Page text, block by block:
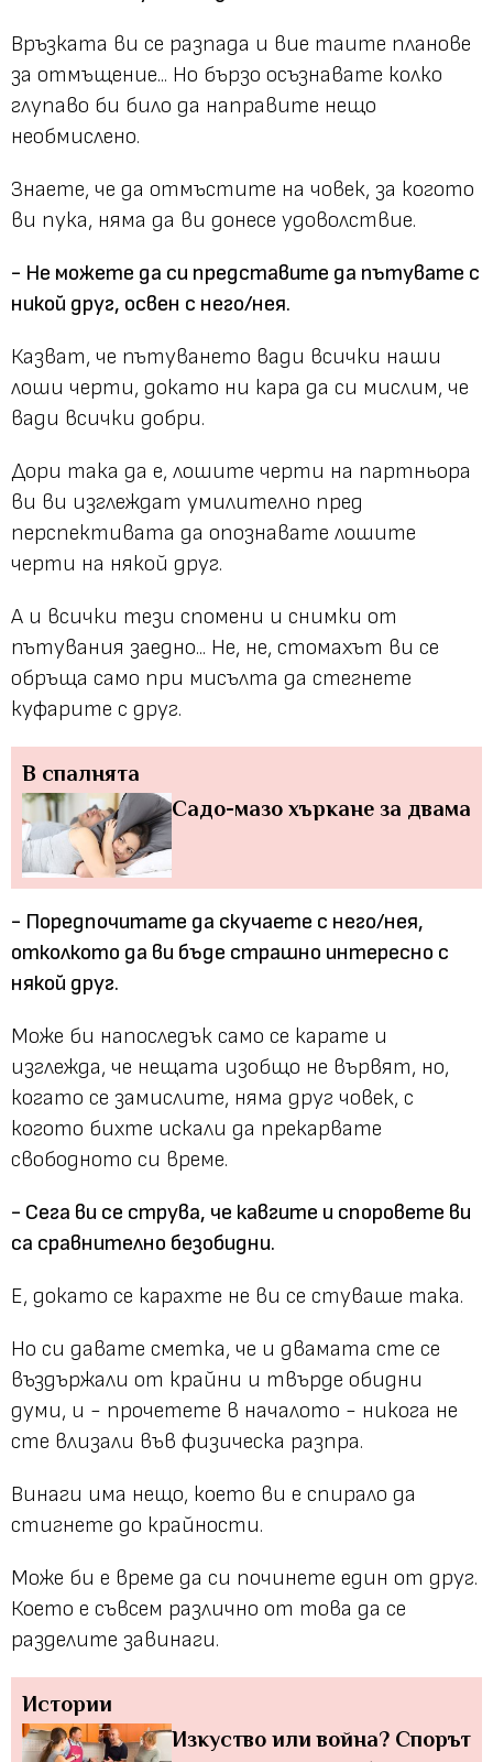
Връзката ви се разпада и вие таите планове
за отмъщение... Но бързо осъзнавате колко
глупаво би било да направите нещо
необмислено.
Знаете, че да отмъстите на човек, за когото
ви пука, няма да ви донесе удоволствие.
- Не можете да си представите да пътувате с
никой друг, освен с него/нея.
Казват, че пътуването вади всички наши
лоши черти, докато ни кара да си мислим, че
вади всички добри.
Дори така да е, лошите черти на партньора
ви ви изглеждат умилително пред
перспективата да опознавате лошите
черти на някой друг.
А и всички тези спомени и снимки от
пътувания заедно... Не, не, стомахът ви се
обръща само при мисълта да стегнете
куфарите с друг.
В спалнята
Садо-мазо хъркане за двама
- Поредпочитате да скучаете с него/нея,
отколкото да ви бъде страшно интересно с
някой друг.
Може би напоследък само се карате и
изглежда, че нещата изобщо не вървят, но,
когато се замислите, няма друг човек, с
когото бихте искали да прекарвате
свободното си време.
- Сега ви се струва, че кавгите и споровете ви
са сравнително безобидни.
Е, докато се карахте не ви се стуваше така.
Но си давате сметка, че и двамата сте се
въздържали от крайни и твърде обидни
думи, и - прочетете в началото - никога не
сте влизали във физическа разпра.
Винаги има нещо, което ви е спирало да
стигнете до крайности.
Може би е време да си починете един от друг.
Което е съвсем различно от това да се
разделите завинаги.
Истории
Изкуство или война? Спорът